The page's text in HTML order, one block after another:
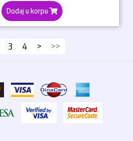
Dodaj u korpu
3 4 > >>